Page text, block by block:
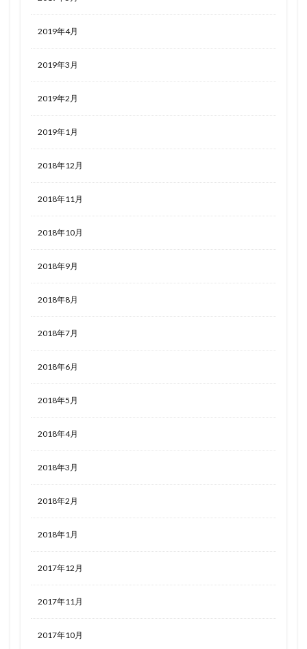
2019年4月
2019年3月
2019年2月
2019年1月
2018年12月
2018年11月
2018年10月
2018年9月
2018年8月
2018年7月
2018年6月
2018年5月
2018年4月
2018年3月
2018年2月
2018年1月
2017年12月
2017年11月
2017年10月